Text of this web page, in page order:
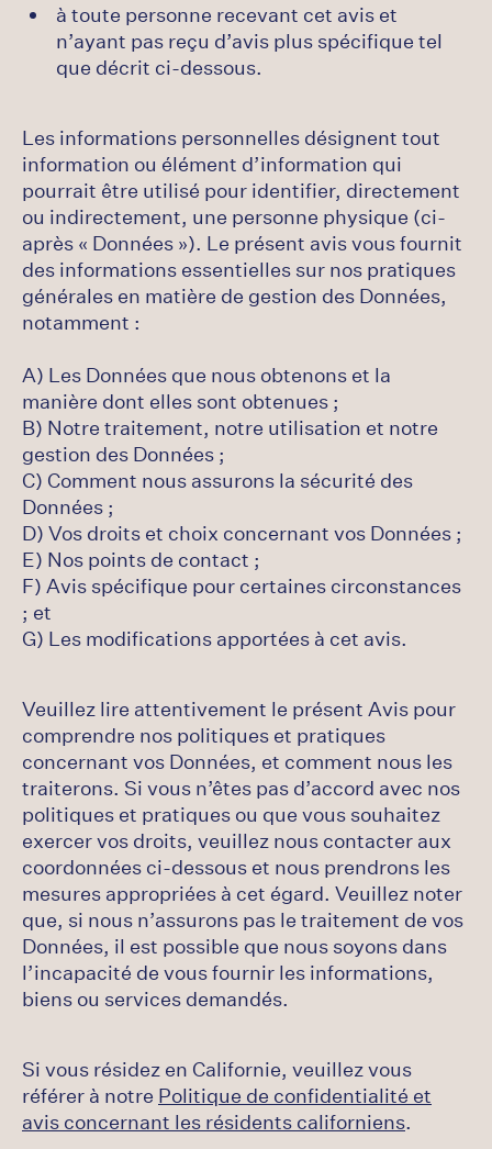
à toute personne recevant cet avis et
n’ayant pas reçu d’avis plus spécifique tel
que décrit ci-dessous.
Les informations personnelles désignent tout
information ou élément d’information qui
pourrait être utilisé pour identifier, directement
ou indirectement, une personne physique (ci-
après « Données »). Le présent avis vous fournit
des informations essentielles sur nos pratiques
générales en matière de gestion des Données,
notamment :
A) Les Données que nous obtenons et la
manière dont elles sont obtenues ;
B) Notre traitement, notre utilisation et notre
gestion des Données ;
C) Comment nous assurons la sécurité des
Données ;
D) Vos droits et choix concernant vos Données ;
E) Nos points de contact ;
F) Avis spécifique pour certaines circonstances
; et
G) Les modifications apportées à cet avis.
Veuillez lire attentivement le présent Avis pour
comprendre nos politiques et pratiques
concernant vos Données, et comment nous les
traiterons. Si vous n’êtes pas d’accord avec nos
politiques et pratiques ou que vous souhaitez
exercer vos droits, veuillez nous contacter aux
coordonnées ci-dessous et nous prendrons les
mesures appropriées à cet égard. Veuillez noter
que, si nous n’assurons pas le traitement de vos
Données, il est possible que nous soyons dans
l’incapacité de vous fournir les informations,
biens ou services demandés.
Si vous résidez en Californie, veuillez vous
référer à notre Politique de confidentialité et
avis concernant les résidents californiens.